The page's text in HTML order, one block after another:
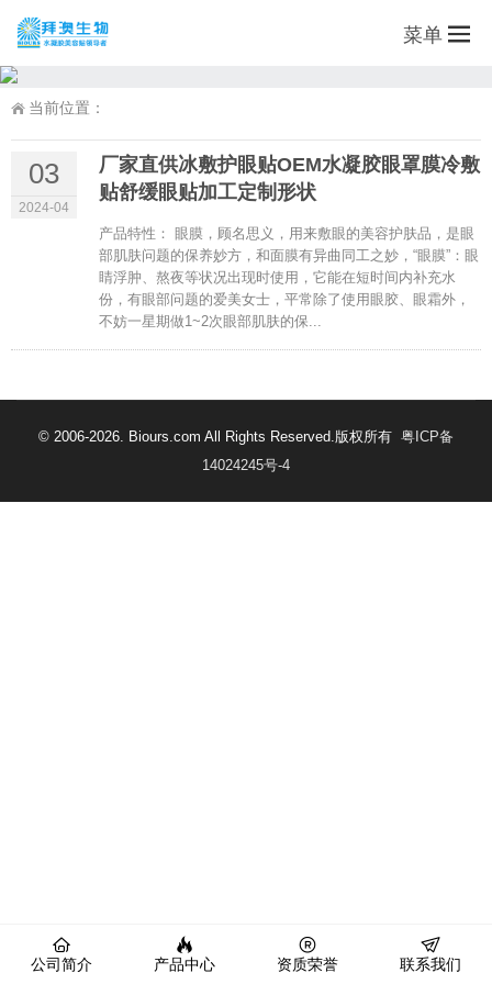
菜单
当前位置：
03
2024-04
厂家直供冰敷护眼贴OEM水凝胶眼罩膜冷敷
贴舒缓眼贴加工定制形状
产品特性： 眼膜，顾名思义，用来敷眼的美容护肤品，是眼
部肌肤问题的保养妙方，和面膜有异曲同工之妙，“眼膜”：眼
睛浮肿、熬夜等状况出现时使用，它能在短时间内补充水
份，有眼部问题的爱美女士，平常除了使用眼胶、眼霜外，
不妨一星期做1~2次眼部肌肤的保...
© 2006-2026. Biours.com All Rights Reserved.版权所有 粤ICP备
14024245号-4
公司简介 产品中心 资质荣誉 联系我们